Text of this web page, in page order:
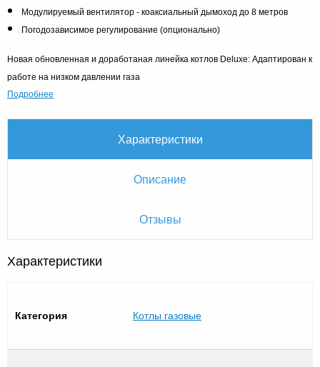
Модулируемый вентилятор - коаксиальный дымоход до 8 метров
Погодозависимое регулирование (опционально)
Новая обновленная и доработаная линейка котлов Deluxe: Адаптирован к
работе на низком давлении газа
Подробнее
Характеристики
Описание
Отзывы
Характеристики
Категория Котлы газовые